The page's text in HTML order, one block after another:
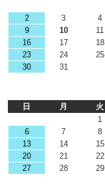
2
3 4
9
10 11
16
17 18
23
24 25
30
31
日
月 火
1
6
7 8
13
14 15
20
21 22
27
28 29